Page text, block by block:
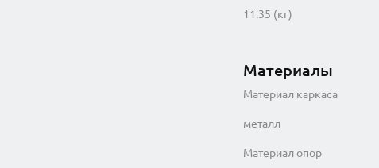
11.35 (кг)
Материалы
Материал каркаса
металл
Материал опор